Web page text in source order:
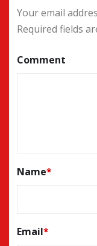
Your email
Required fields
Comment
Name*
Email*